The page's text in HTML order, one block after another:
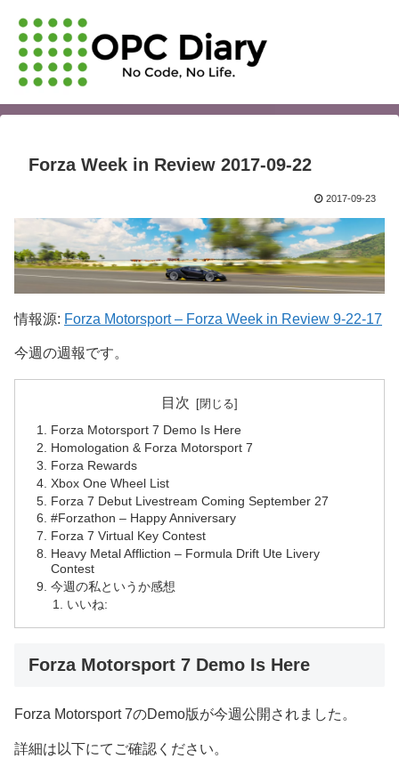
Forza Week in Review 2017-09-22
2017-09-23
情報源: Forza Motorsport – Forza Week in Review 9-22-17
今週の週報です。
目次
Forza Motorsport 7 Demo Is Here
Homologation & Forza Motorsport 7
Forza Rewards
Xbox One Wheel List
Forza 7 Debut Livestream Coming September 27
#Forzath​​on – Happy Anniversary
Forza 7 Virtual Key Contest
Heavy Metal Affliction – Formula Drift Ute Livery
Contest
今週の私というか感想
いいね:
Forza Motorsport 7 Demo Is Here
Forza Motorsport 7のDemo版が今週公開されました。
詳細は以下にてご確認ください。